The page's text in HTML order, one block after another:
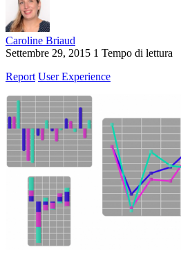
Caroline Briaud
Settembre 29, 2015 1 Tempo di lettura
Report User Experience